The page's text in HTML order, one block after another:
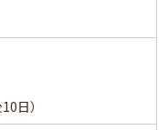
日）